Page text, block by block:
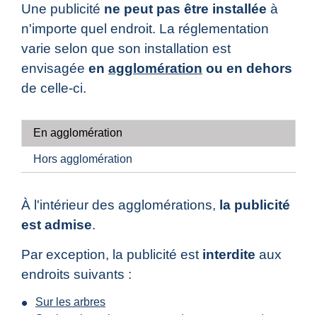
Une publicité ne peut pas être installée à
n'importe quel endroit. La réglementation
varie selon que son installation est
envisagée en agglomération ou en dehors
de celle-ci.
En agglomération
Hors agglomération
À l'intérieur des agglomérations, la publicité
est admise.
Par exception, la publicité est interdite aux
endroits suivants :
Sur les arbres